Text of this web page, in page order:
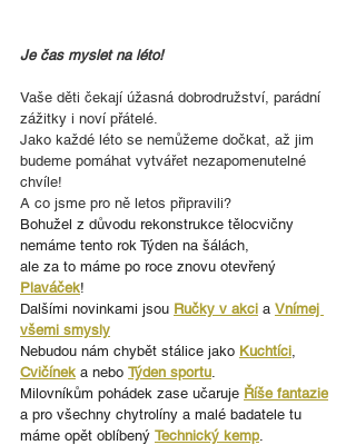
Je čas myslet na léto!
Vaše děti čekají úžasná dobrodružství, parádní
zážitky i noví přátelé.
Jako každé léto se nemůžeme dočkat, až jim
budeme pomáhat vytvářet nezapomenutelné
chvíle!
A co jsme pro ně letos připravili?
Bohužel z důvodu rekonstrukce tělocvičny
nemáme tento rok Týden na šálách,
ale za to máme po roce znovu otevřený
Plaváček!
Dalšími novinkami jsou Ručky v akci a Vnímej
všemi smysly
Nebudou nám chybět stálice jako Kuchtíci,
Cvičínek a nebo Týden sportu.
Milovníkům pohádek zase učaruje Říše fantazie
a pro všechny chytrolíny a malé badatele tu
máme opět oblíbený Technický kemp.